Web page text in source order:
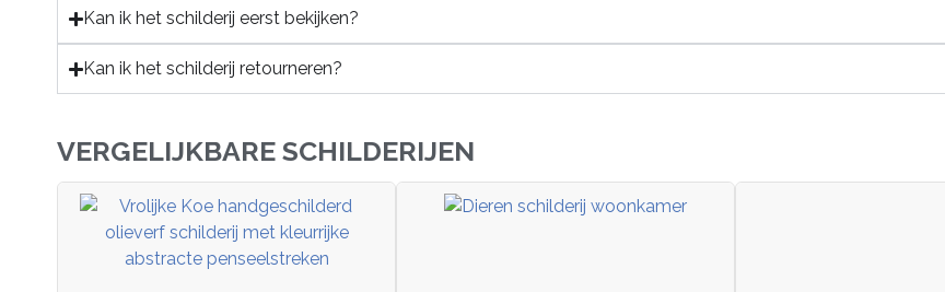
Kan ik het schilderij eerst bekijken?
Kan ik het schilderij retourneren?
VERGELIJKBARE SCHILDERIJEN